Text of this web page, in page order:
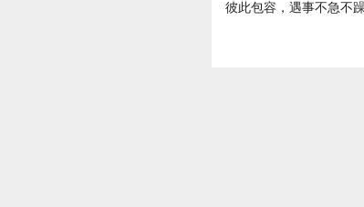
彼此包容，遇事不急不